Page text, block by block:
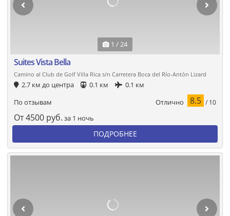
1 / 24
Suites Vista Bella
Camino al Club de Golf Villa Rica s/n Carretera Boca del Río-Antón Lizard
2.7 км до центра 0.1 км
0.1 км
По отзывам
Отлично 8.5 / 10
От4500 руб. за 1 ночь
ПОДРОБНЕЕ